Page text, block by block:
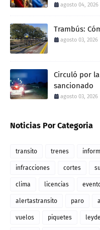
agosto 04, 2026
Trambús:
agosto 03, 2026
Circuló por
sancionado
agosto 03, 2026
Noticias Por Categoria
transito trenes
infracciones cortes
clima licencias
alertastransito paro
vuelos piquetes